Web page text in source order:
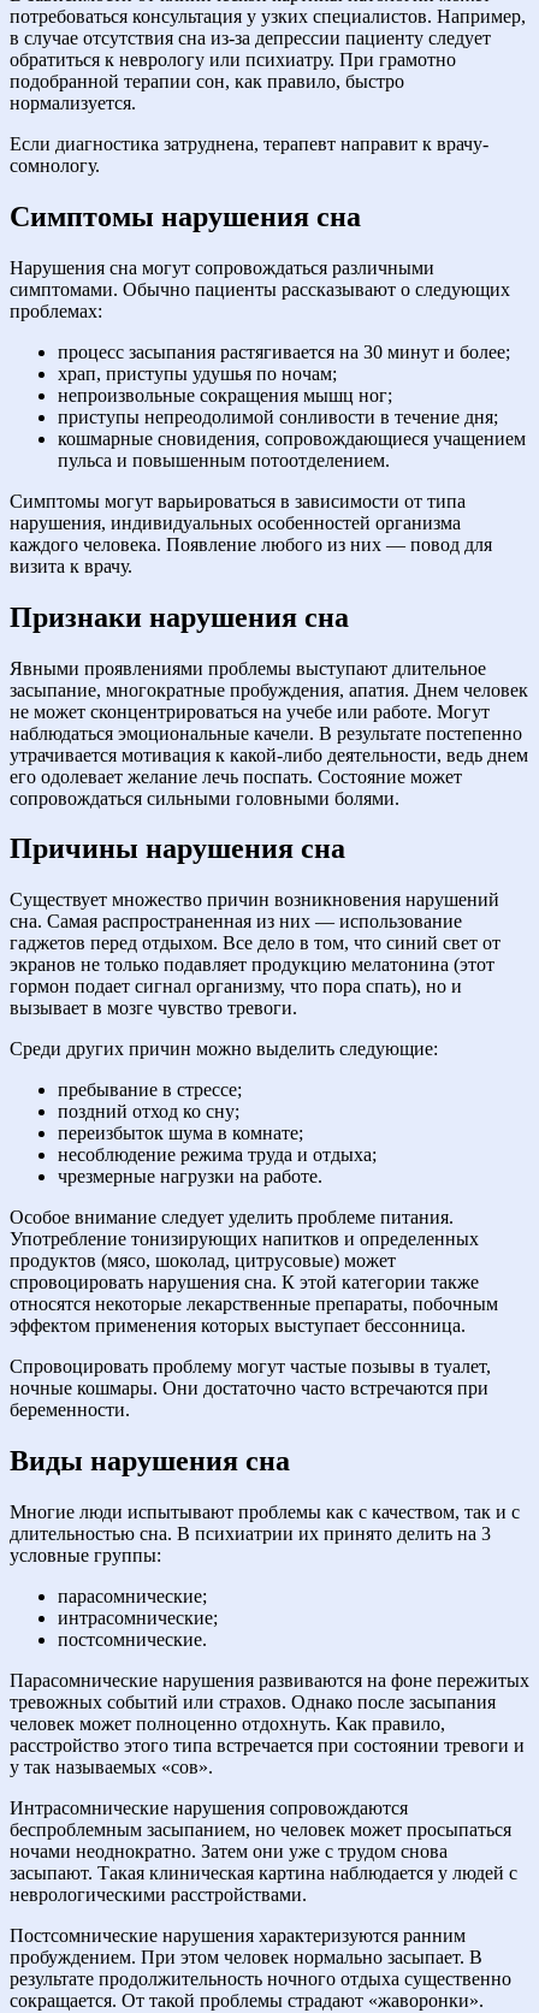
потребоваться консультация у узких специалистов. Например,
в случае отсутствия сна из-за депрессии пациенту следует
обратиться к неврологу или психиатру. При грамотно
подобранной терапии сон, как правило, быстро
нормализуется.
Если диагностика затруднена, терапевт направит к врачу-
сомнологу.
Симптомы нарушения сна
Нарушения сна могут сопровождаться различными
симптомами. Обычно пациенты рассказывают о следующих
проблемах:
процесс засыпания растягивается на 30 минут и более;
храп, приступы удушья по ночам;
непроизвольные сокращения мышц ног;
приступы непреодолимой сонливости в течение дня;
кошмарные сновидения, сопровождающиеся учащением
пульса и повышенным потоотделением.
Симптомы могут варьироваться в зависимости от типа
нарушения, индивидуальных особенностей организма
каждого человека. Появление любого из них — повод для
визита к врачу.
Признаки нарушения сна
Явными проявлениями проблемы выступают длительное
засыпание, многократные пробуждения, апатия. Днем человек
не может сконцентрироваться на учебе или работе. Могут
наблюдаться эмоциональные качели. В результате постепенно
утрачивается мотивация к какой-либо деятельности, ведь днем
его одолевает желание лечь поспать. Состояние может
сопровождаться сильными головными болями.
Причины нарушения сна
Существует множество причин возникновения нарушений
сна. Самая распространенная из них — использование
гаджетов перед отдыхом. Все дело в том, что синий свет от
экранов не только подавляет продукцию мелатонина (этот
гормон подает сигнал организму, что пора спать), но и
вызывает в мозге чувство тревоги.
Среди других причин можно выделить следующие:
пребывание в стрессе;
поздний отход ко сну;
переизбыток шума в комнате;
несоблюдение режима труда и отдыха;
чрезмерные нагрузки на работе.
Особое внимание следует уделить проблеме питания.
Употребление тонизирующих напитков и определенных
продуктов (мясо, шоколад, цитрусовые) может
спровоцировать нарушения сна. К этой категории также
относятся некоторые лекарственные препараты, побочным
эффектом применения которых выступает бессонница.
Спровоцировать проблему могут частые позывы в туалет,
ночные кошмары. Они достаточно часто встречаются при
беременности.
Виды нарушения сна
Многие люди испытывают проблемы как с качеством, так и с
длительностью сна. В психиатрии их принято делить на 3
условные группы:
парасомнические;
интрасомнические;
постсомнические.
Парасомнические нарушения развиваются на фоне пережитых
тревожных событий или страхов. Однако после засыпания
человек может полноценно отдохнуть. Как правило,
расстройство этого типа встречается при состоянии тревоги и
у так называемых «сов».
Интрасомнические нарушения сопровождаются
беспроблемным засыпанием, но человек может просыпаться
ночами неоднократно. Затем они уже с трудом снова
засыпают. Такая клиническая картина наблюдается у людей с
неврологическими расстройствами.
Постсомнические нарушения характеризуются ранним
пробуждением. При этом человек нормально засыпает. В
результате продолжительность ночного отдыха существенно
сокращается. От такой проблемы страдают «жаворонки».